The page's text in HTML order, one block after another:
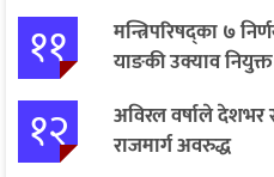
११
मन्त्रिपरिषद्का ७
याङकी उक्याव नियुक्त
१२
अविरल वर्षाले देशभर
राजमार्ग अवरुद्ध